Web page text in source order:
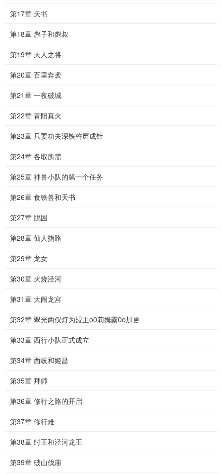
第17章 天书
第18章 彪子和彪叔
第19章 天人之将
第20章 百里奔袭
第21章 一夜破城
第22章 青阳真火
第23章 只要功夫深铁杵磨成针
第24章 各取所需
第25章 神兽小队的第一个任务
第26章 食铁兽和天书
第27章 脱困
第28章 仙人指路
第29章 龙女
第30章 火烧泾河
第31章 大闹龙宫
第32章 翠光两仪灯为盟主o0莉姆露0o加更
第33章 西行小队正式成立
第34章 西岐和姬昌
第35章 拜师
第36章 修行之路的开启
第37章 修行难
第38章 纣王和泾河龙王
第39章 破山伐庙